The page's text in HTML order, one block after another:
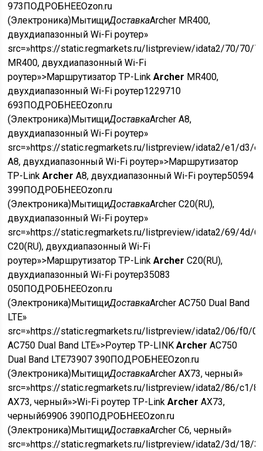
973ПОДРОБНЕЕOzon.ru
(Электроника)МытищиДоставкаArcher MR400,
двухдиапазонный Wi-Fi роутер»
src=»https://static.regmarkets.ru/listpreview/idata2/70/70/
MR400, двухдиапазонный Wi-Fi
роутер»>Маршрутизатор TP-LinkArcher MR400,
двухдиапазонный Wi-Fi роутер1229710
693ПОДРОБНЕЕOzon.ru
(Электроника)МытищиДоставкаArcher A8,
двухдиапазонный Wi-Fi роутер»
src=»https://static.regmarkets.ru/listpreview/idata2/e1/d3/
A8, двухдиапазонный Wi-Fi роутер»>Маршрутизатор
TP-LinkArcher A8, двухдиапазонный Wi-Fi роутер50594
399ПОДРОБНЕЕOzon.ru
(Электроника)МытищиДоставкаArcher C20(RU),
двухдиапазонный Wi-Fi роутер»
src=»https://static.regmarkets.ru/listpreview/idata2/69/4d/
C20(RU), двухдиапазонный Wi-Fi
роутер»>Маршрутизатор TP-LinkArcher C20(RU),
двухдиапазонный Wi-Fi роутер35083
050ПОДРОБНЕЕOzon.ru
(Электроника)МытищиДоставкаArcher AC750 Dual Band
LTE»
src=»https://static.regmarkets.ru/listpreview/idata2/06/f0/
AC750 Dual Band LTE»>Роутер TP-LINKArcher AC750
Dual Band LTE73907 390ПОДРОБНЕЕOzon.ru
(Электроника)МытищиДоставкаArcher AX73, черный»
src=»https://static.regmarkets.ru/listpreview/idata2/86/c1/
AX73, черный»>Wi-Fi роутер TP-LinkArcher AX73,
черный69906 390ПОДРОБНЕЕOzon.ru
(Электроника)МытищиДоставкаArcher C6, черный»
src=»https://static.regmarkets.ru/listpreview/idata2/3d/18/